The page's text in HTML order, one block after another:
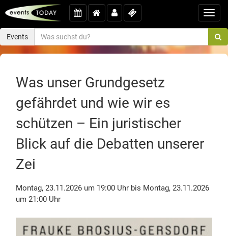
Events
Was unser Grundgesetz
gefährdet und wie wir es
schützen – Ein juristischer
Blick auf die Debatten unserer
Zei
Montag, 23.11.2026 um 19:00 Uhr bis Montag, 23.11.2026
um 21:00 Uhr